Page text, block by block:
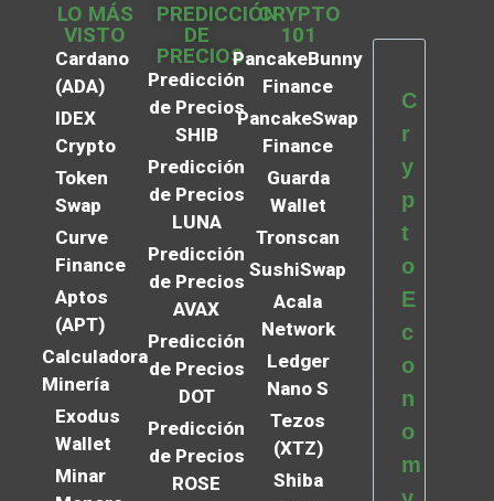
LO MÁS
VISTO
Cardano
(ADA)
IDEX
Crypto
Token
Swap
Curve
Finance
Aptos
(APT)
Calculadora
Minería
Exodus
Wallet
Minar
PREDICCIÓN
DE
PRECIOS
Predicción
de Precios
SHIB
Predicción
de Precios
LUNA
Predicción
de Precios
AVAX
Predicción
de Precios
DOT
Predicción
de Precios
ROSE
CRYPTO
101
PancakeBunny
Finance
PancakeSwap
Finance
Guarda
Wallet
Tronscan
SushiSwap
Acala
Network
Ledger
Nano S
Tezos
(XTZ)
Shiba
C
r
y
p
t
o
E
c
o
n
o
m